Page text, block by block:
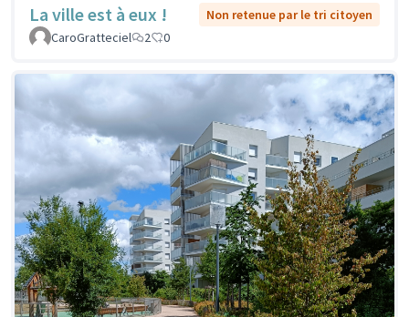
La ville est à eux !
Non retenue par le tri citoyen
CaroGratteciel
2 0